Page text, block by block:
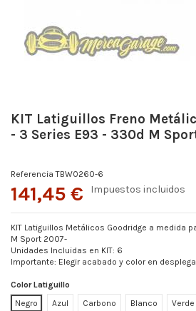
KIT Latiguillos Freno
- 3 Series E93 - 330d M
Referencia TBW0260-6
141,45 € Impuestos incluidos
KIT Latiguillos Metálicos Goodridge a medida
M Sport 2007-
Unidades Incluidas en KIT: 6
Importante: Elegir acabado y color en
Color Latiguillo
Negro
Azul Carbono Blanco Verde